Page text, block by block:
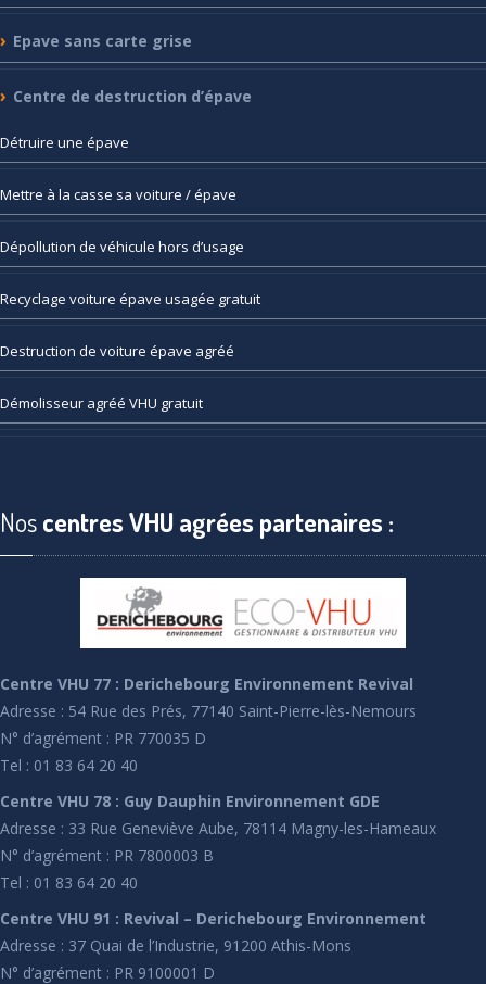
Epave sans carte grise
Centre de destruction d’épave
Détruire une épave
Mettre à la casse sa voiture / épave
Dépollution de véhicule hors d’usage
Recyclage voiture épave usagée gratuit
Destruction de voiture épave agréé
Démolisseur agréé VHU gratuit
Noscentres VHU agrées partenaires :
Centre VHU 77 : Derichebourg Environnement Revival
Adresse : 54 Rue des Prés, 77140 Saint-Pierre-lès-Nemours
N° d’agrément : PR 770035 D
Tel : 01 83 64 20 40
Centre VHU 78 : Guy Dauphin Environnement GDE
Adresse : 33 Rue Geneviève Aube, 78114 Magny-les-Hameaux
N° d’agrément : PR 7800003 B
Tel : 01 83 64 20 40
Centre VHU 91 : Revival – Derichebourg Environnement
Adresse : 37 Quai de l’Industrie, 91200 Athis-Mons
N° d’agrément : PR 9100001 D